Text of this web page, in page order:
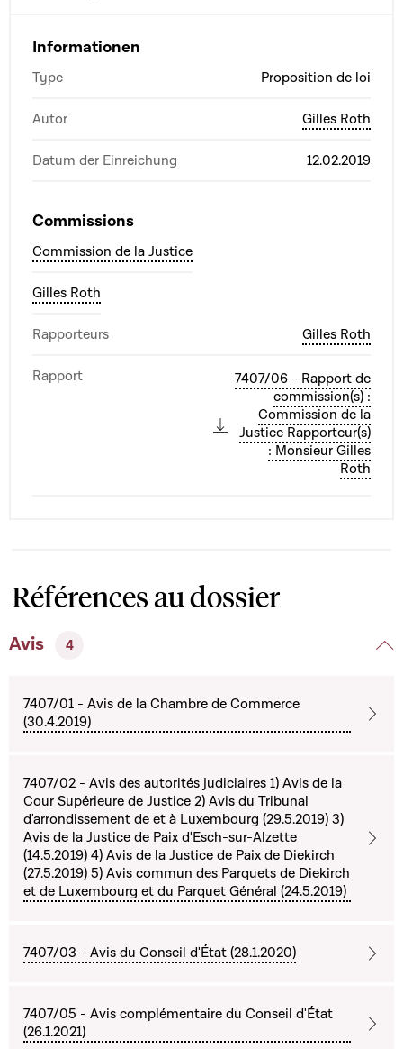
Informationen
Type Proposition de loi
Autor Gilles Roth
Datum der Einreichung 12.02.2019
Commissions
Commission de la Justice
Gilles Roth
Rapporteurs Gilles Roth
Rapport
7407/06 - Rapport de
commission(s) :
Commission de la
Justice Rapporteur(s)
: Monsieur Gilles
Roth
Références au dossier
Avis 4
7407/01 - Avis de la Chambre de Commerce
(30.4.2019)
7407/02 - Avis des autorités judiciaires 1) Avis de la
Cour Supérieure de Justice 2) Avis du Tribunal
d'arrondissement de et à Luxembourg (29.5.2019) 3)
Avis de la Justice de Paix d'Esch-sur-Alzette
(14.5.2019) 4) Avis de la Justice de Paix de Diekirch
(27.5.2019) 5) Avis commun des Parquets de Diekirch
et de Luxembourg et du Parquet Général (24.5.2019)
7407/03 - Avis du Conseil d'État (28.1.2020)
7407/05 - Avis complémentaire du Conseil d'État
(26.1.2021)